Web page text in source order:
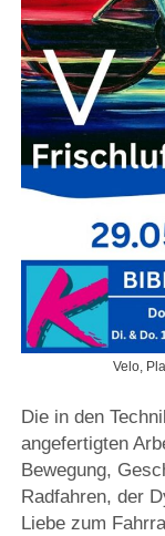
Velo,
Die in den
angefertigten
Bewegung,
Radfahren, der
Liebe zum